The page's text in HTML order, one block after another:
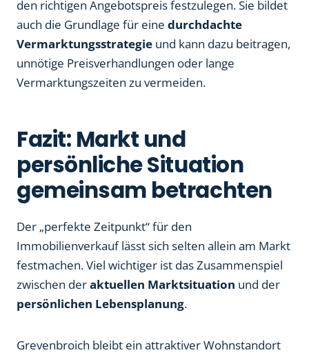
den richtigen Angebotspreis festzulegen. Sie bildet
auch die Grundlage für eine durchdachte
Vermarktungsstrategie und kann dazu beitragen,
unnötige Preisverhandlungen oder lange
Vermarktungszeiten zu vermeiden.
Fazit: Markt und
persönliche Situation
gemeinsam betrachten
Der „perfekte Zeitpunkt“ für den
Immobilienverkauf lässt sich selten allein am Markt
festmachen. Viel wichtiger ist das Zusammenspiel
zwischen deraktuellen Marktsituation und der
persönlichen Lebensplanung.
Grevenbroich bleibt ein attraktiver Wohnstandort